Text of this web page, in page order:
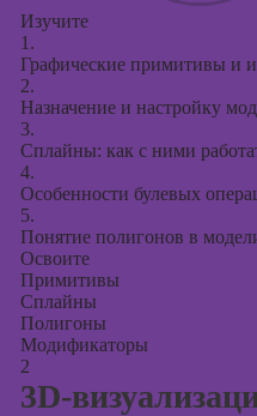
Изучите
1.
Графические примитивы и
2.
Назначение и настройку
3.
Сплайны: как с ними
4.
Особенности булевых
5.
Понятие полигонов в
Освоите
Примитивы
Сплайны
Полигоны
Модификаторы
2
3D-